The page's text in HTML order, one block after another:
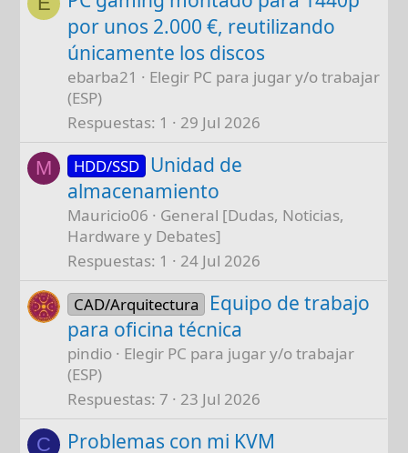
por unos 2.000 €, reutilizando
únicamente los discos
ebarba21
Elegir PC para jugar y/o trabajar
(ESP)
Respuestas 1 29 Jul 2026
M HDD/SSD Unidad de
almacenamiento
Mauricio06
General [Dudas, Noticias,
Hardware y Debates]
Respuestas 1 24 Jul 2026
CAD/Arquitectura
Equipo de trabajo
para oficina técnica
pindio
Elegir PC para jugar y/o trabajar
(ESP)
Respuestas 7 23 Jul 2026
C Problemas con mi KVM